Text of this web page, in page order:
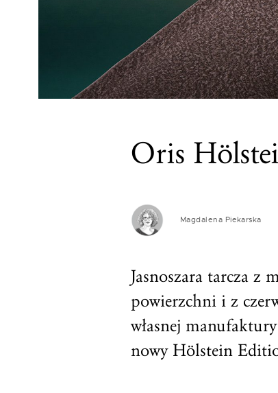
Oris
Magdalena Piekarska
Jasnoszara tarcza z
powierzchni i z
własnej
nowy Hölstein